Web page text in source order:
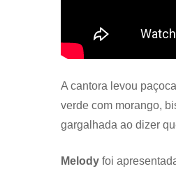
A cantora levou
verde com morango,
gargalhada ao dizer
Melody foi